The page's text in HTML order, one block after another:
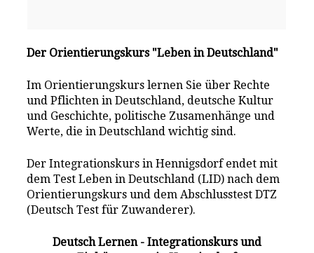
Der Orientierungskurs "Leben in Deutschland"
Im Orientierungskurs lernen Sie über Rechte
und Pflichten in Deutschland, deutsche Kultur
und Geschichte, politische Zusamenhänge und
Werte, die in Deutschland wichtig sind.
Der Integrationskurs in Hennigsdorf endet mit
dem Test Leben in Deutschland (LID) nach dem
Orientierungskurs und dem Abschlusstest DTZ
(Deutsch Test für Zuwanderer).
Deutsch Lernen - Integrationskurs und